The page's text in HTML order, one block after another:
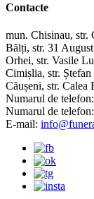
Contacte
mun. Chisinau, str.
Bălți, str. 31
Orhei, str. Vasile
Cimișlia, str.
Căușeni, str. Calea
Numarul de telefon:
Numarul de telefon:
E-mail: